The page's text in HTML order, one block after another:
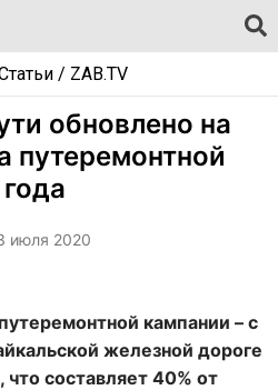
/ ZAB.TV
обновлено на
путеремонтной
июля 2020
кампании – с
железной дороге
составляет 40% от